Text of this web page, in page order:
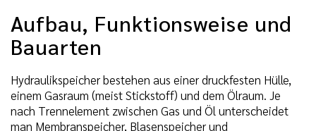
Aufbau, Funktionsweise und
Bauarten
Hydraulikspeicher bestehen aus einer druckfesten Hülle,
einem Gasraum (meist Stickstoff) und dem Ölraum. Je
nach Trennelement zwischen Gas und Öl unterscheidet
man Membranspeicher, Blasenspeicher und